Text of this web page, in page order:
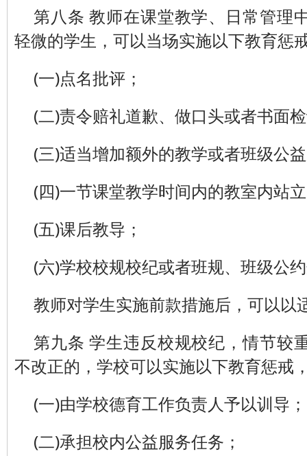
第八条 教师在课堂教学、日常管理
轻微的学生，可以当场实施以下教育惩
(一)点名批评；
(二)责令赔礼道歉、做口头或者书面
(三)适当增加额外的教学或者班级公
(四)一节课堂教学时间内的教室内站
(五)课后教导；
(六)学校校规校纪或者班规、班级公
教师对学生实施前款措施后，可以以
第九条 学生违反校规校纪，情节较
不改正的，学校可以实施以下教育惩戒
(一)由学校德育工作负责人予以训导；
(二)承担校内公益服务任务；